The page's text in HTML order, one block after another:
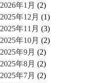
2026年1月 (2)
2025年12月 (1)
2025年11月 (3)
2025年10月 (2)
2025年9月 (2)
2025年8月 (2)
2025年7月 (2)